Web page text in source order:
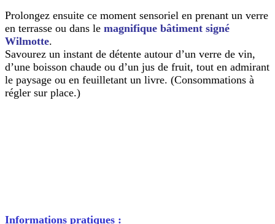
Prolongez ensuite ce moment sensoriel en prenant un verre
en terrasse ou dans le magnifique bâtiment signé
Wilmotte.
Savourez un instant de détente autour d’un verre de vin,
d’une boisson chaude ou d’un jus de fruit, tout en admirant
le paysage ou en feuilletant un livre. (Consommations à
régler sur place.)
Informations pratiques :